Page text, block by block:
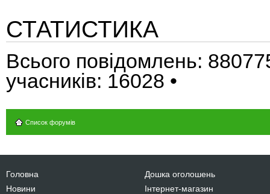
СТАТИСТИКА
Всього повідомлень:
учасників: 16028 •
Список форумів
Головна
Новини
Дошка оголошень
Інтернет-магазин